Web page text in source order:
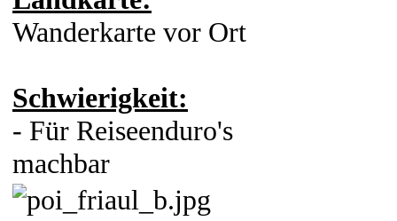
Wanderkarte vor Ort
Schwierigkeit:
- Für Reiseenduro's
machbar